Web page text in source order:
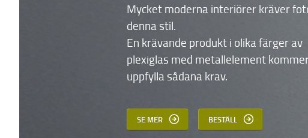
Mycket moderna interiörer kräver
denna stil.
En krävande produkt i olika färger av
plexiglas med metallelement
uppfylla sådana krav.
SE MER BESTÄLL